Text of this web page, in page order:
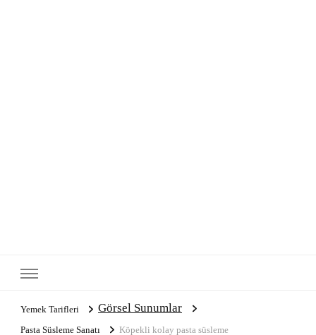
Yemek Tarifleri Görsel Sunumlar
Pasta Süsleme Sanatı Köpekli kolay pasta süsleme